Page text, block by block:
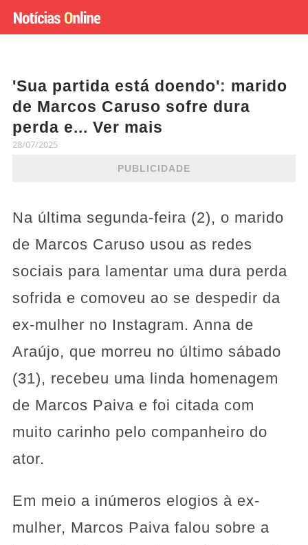
'Sua partida está doendo': marido
de Marcos Caruso sofre dura
perda e... Ver mais
28/07/2025
PUBLICIDADE
Na última segunda-feira (2), o marido
de Marcos Caruso usou as redes
sociais para lamentar uma dura perda
sofrida e comoveu ao se despedir da
ex-mulher no Instagram. Anna de
Araújo, que morreu no último sábado
(31), recebeu uma linda homenagem
de Marcos Paiva e foi citada com
muito carinho pelo companheiro do
ator.
Em meio a inúmeros elogios à ex-
mulher, Marcos Paiva falou sobre a